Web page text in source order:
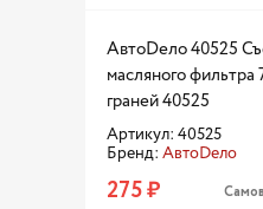
АвтоDело 40525
масляного фильтра
граней 40525
Артикул: 40525
Бренд: АвтоDело
275 ₽